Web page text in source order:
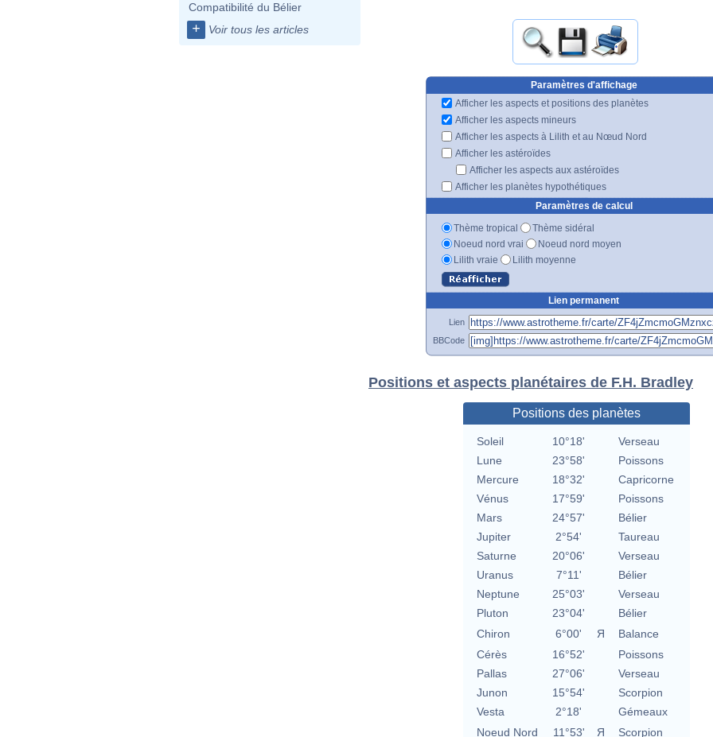
Compatibilité du Bélier
+ Voir tous les articles
Paramètres d'affichage
Afficher les aspects et positions des planètes
Afficher les aspects mineurs
Afficher les aspects à Lilith et au Nœud Nord
Afficher les astéroïdes
Afficher les aspects aux astéroïdes
Afficher les planètes hypothétiques
Paramètres de calcul
Thème tropical
Thème sidéral
Noeud nord vrai
Noeud nord moyen
Lilith vraie
Lilith moyenne
Lien permanent
Lien
BBCode
Positions et aspects planétaires de F.H. Bradley
Positions des planètes
Soleil 10°18'
Verseau
Lune
23°58'
Poissons
Mercure
18°32'
Capricorne
Vénus
17°59'
Poissons
Mars
24°57'
Bélier
Jupiter
2°54'
Taureau
Saturne
20°06'
Verseau
Uranus
7°11'
Bélier
Neptune
25°03'
Verseau
Pluton
23°04'
Bélier
Chiron
6°00' Я
Balance
Cérès
16°52'
Poissons
Pallas
27°06'
Verseau
Junon
15°54'
Scorpion
Vesta
2°18'
Gémeaux
Noeud Nord
11°53' Я Scorpion